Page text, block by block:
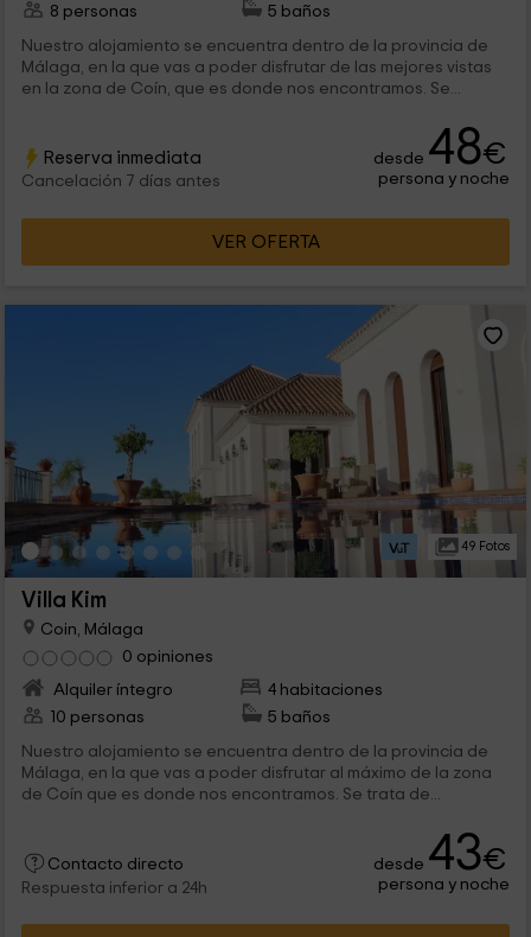
8 personas
5 baños
Nuestro alojamiento se encuentra dentro de la provincia de
Málaga, en la que vas a poder disfrutar de las mejores vistas
en la zona de Coín, que es donde nos encontramos. Se...
Reserva inmediata
Cancelación 7 días antes
desde 48€
persona y noche
VER OFERTA
49 Fotos
Villa Kim
Coin, Málaga
0 opiniones
Alquiler íntegro
4 habitaciones
10 personas
5 baños
Nuestro alojamiento se encuentra dentro de la provincia de
Málaga, en la que vas a poder disfrutar al máximo de la zona
de Coín que es donde nos encontramos. Se trata de...
Contacto directo
Respuesta inferior a 24h
desde 43€
persona y noche